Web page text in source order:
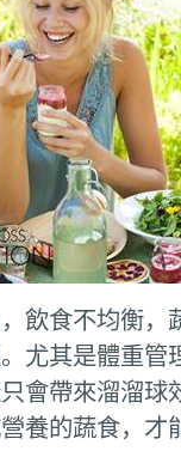
飲食不均衡，
尤其是體重管
會帶來溜溜球
養的蔬食，才